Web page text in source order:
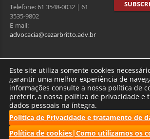
Telefone: 61 3548-0032 | 61
3535-9802
E-mail:
advocacia@cezarbritto.adv.br
Total de usuários : 275582
Este site utiliza somente cookies
garantir uma melhor experiência de
informações consulte a nossa política de
preferir, a nossa política de privacidade e
dados pessoais na íntegra.
Política de Privacidade e tratamento de
Política de cookies|Como utilizamos os